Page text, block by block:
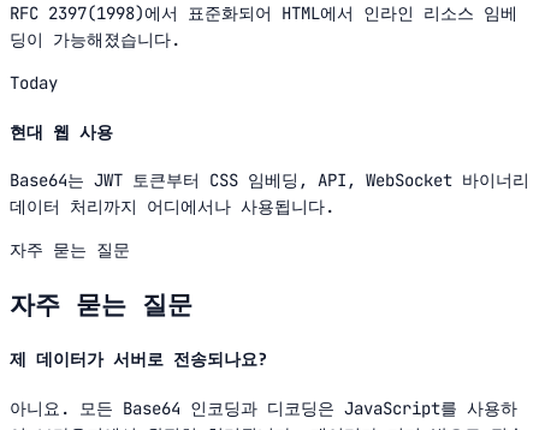
RFC 2397(1998)에서 표준화되어 HTML에서 인라인 리소스 임베
딩이 가능해졌습니다.
Today
현대 웹 사용
Base64는 JWT 토큰부터 CSS 임베딩, API, WebSocket 바이너리
데이터 처리까지 어디에서나 사용됩니다.
자주 묻는 질문
자주 묻는 질문
제 데이터가 서버로 전송되나요?
아니요. 모든 Base64 인코딩과 디코딩은 JavaScript를 사용하